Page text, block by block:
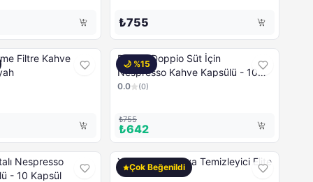
₺755
Filtre Kahve
🌙 %15
Bianco Doppio Süt İçin
Nespresso Kahve Kapsülü - 10
Kapsül
0.0 (0)
₺755
₺642
- 10 Kapsül
Çok Beğenildi
Xiaomi Akıllı Hava Temizleyici Elite